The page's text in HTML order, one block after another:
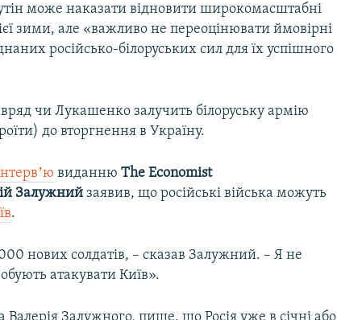
може наказати відновити широкомасштабні
зими, але «важливо не переоцінювати ймовірні
російсько-білоруських сил для їх успішного
чи Лукашенко залучить білоруську армію
до вторгнення в Україну.
виданнюThe Economist
Залужний заявив, що російські війська можуть
.
нових солдатів, – сказав Залужний. – Я не
атакувати Київ».